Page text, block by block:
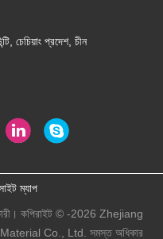
চেচিয়াং প্রদেশ, চীন
ম্যাপ
কপিরাইট © -2026 Zhejiang
Co., Ltd. সমস্ত অধিকার